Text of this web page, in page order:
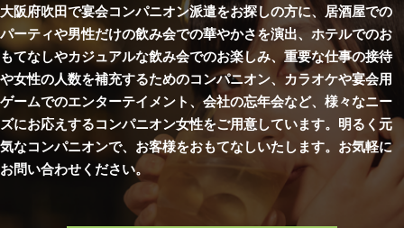
大阪府吹田で宴会コンパニオン派遣をお探しの方に、居酒屋での
パーティや男性だけの飲み会での華やかさを演出、ホテルでのお
もてなしやカジュアルな飲み会でのお楽しみ、重要な仕事の接待
や女性の人数を補充するためのコンパニオン、カラオケや宴会用
ゲームでのエンターテイメント、会社の忘年会など、様々なニー
ズにお応えするコンパニオン女性をご用意しています。明るく元
気なコンパニオンで、お客様をおもてなしいたします。お気軽に
お問い合わせください。